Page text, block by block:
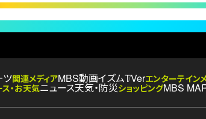
ツ関連メディアMBS動画イズムTVerエンターテイン
・お天気ニュース天気・防災ショッピングMBS